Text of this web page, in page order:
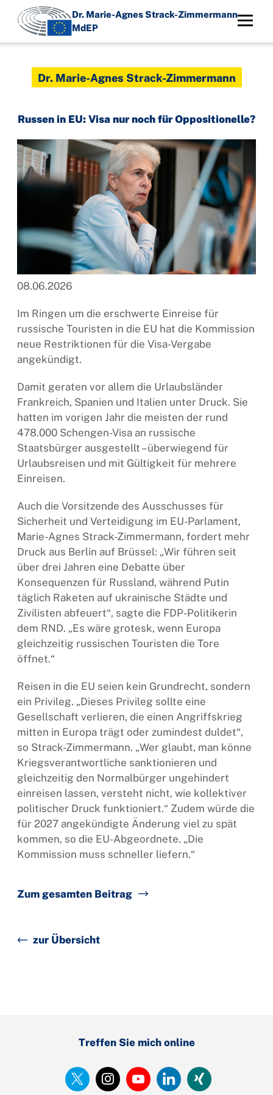
Direkt
zum
Dr. Marie-Agnes Strack-Zimmermann
MdEP
Dr. Marie-Agnes Strack-Zimmermann
Russen in EU: Visa nur noch für Oppositionelle?
08.06.2026
Im Ringen um die erschwerte Einreise für
russische Touristen in die EU hat die Kommission
neue Restriktionen für die Visa-Vergabe
angekündigt.
Damit geraten vor allem die Urlaubsländer
Frankreich, Spanien und Italien unter Druck. Sie
hatten im vorigen Jahr die meisten der rund
478.000 Schengen-Visa an russische
Staatsbürger ausgestellt – überwiegend für
Urlaubsreisen und mit Gültigkeit für mehrere
Einreisen.
Auch die Vorsitzende des Ausschusses für
Sicherheit und Verteidigung im EU-Parlament,
Marie-Agnes Strack-Zimmermann, fordert mehr
Druck aus Berlin auf Brüssel: „Wir führen seit
über drei Jahren eine Debatte über
Konsequenzen für Russland, während Putin
täglich Raketen auf ukrainische Städte und
Zivilisten abfeuert“, sagte die FDP-Politikerin
dem RND. „Es wäre grotesk, wenn Europa
gleichzeitig russischen Touristen die Tore
öffnet.“
Reisen in die EU seien kein Grundrecht, sondern
ein Privileg. „Dieses Privileg sollte eine
Gesellschaft verlieren, die einen Angriffskrieg
mitten in Europa trägt oder zumindest duldet“,
so Strack-Zimmermann. „Wer glaubt, man könne
Kriegsverantwortliche sanktionieren und
gleichzeitig den Normalbürger ungehindert
einreisen lassen, versteht nicht, wie kollektiver
politischer Druck funktioniert.“ Zudem würde die
für 2027 angekündigte Änderung viel zu spät
kommen, so die EU-Abgeordnete. „Die
Kommission muss schneller liefern.“
Zum gesamten Beitrag
zur Übersicht
Treffen Sie mich online